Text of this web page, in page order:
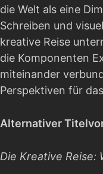
die Welt als eine
Schreiben und
kreative Reise
die Komponenten
miteinander
Perspektiven für
Alternativer
Die Kreative